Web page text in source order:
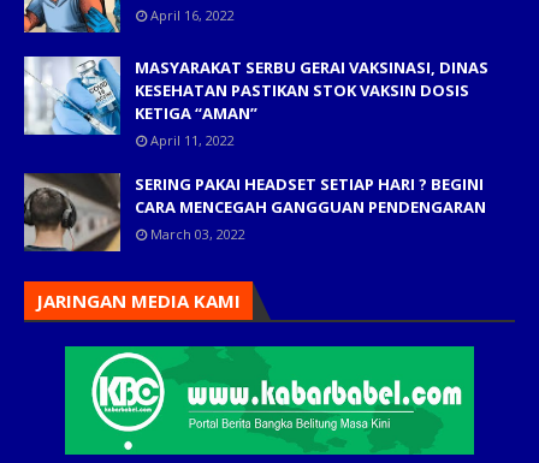
April 16, 2022
MASYARAKAT SERBU GERAI VAKSINASI, DINAS
KESEHATAN PASTIKAN STOK VAKSIN DOSIS
KETIGA “AMAN”
April 11, 2022
SERING PAKAI HEADSET SETIAP HARI ? BEGINI
CARA MENCEGAH GANGGUAN PENDENGARAN
March 03, 2022
JARINGAN MEDIA KAMI